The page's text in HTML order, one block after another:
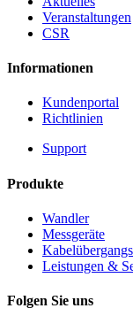
Veranstaltungen
CSR
Informationen
Kundenportal
Richtlinien
Support
Produkte
Wandler
Messgeräte
Leistungen &
Folgen Sie uns